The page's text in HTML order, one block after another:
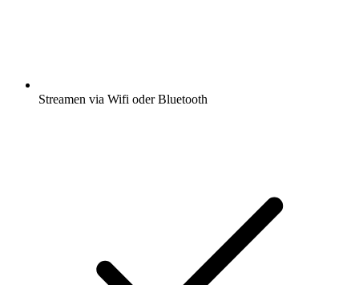
Streamen via Wifi oder Bluetooth